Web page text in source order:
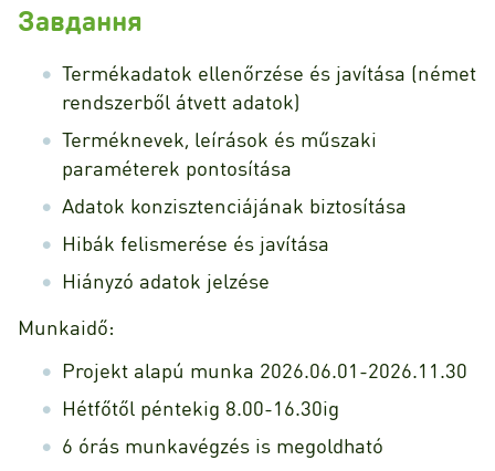
Завдання
Termékadatok ellenőrzése és javítása (német
rendszerből átvett adatok)
Terméknevek, leírások és műszaki
paraméterek pontosítása
Adatok konzisztenciájának biztosítása
Hibák felismerése és javítása
Hiányzó adatok jelzése
Munkaidő:
Projekt alapú munka 2026.06.01-2026.11.30
Hétfőtől péntekig 8.00-16.30ig
6 órás munkavégzés is megoldható